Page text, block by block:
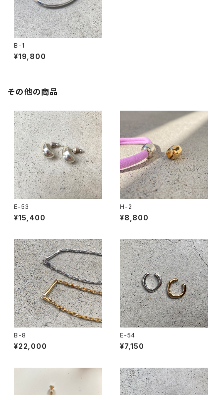
B-1
¥19,800
その他の商品
E-53
¥15,400
H-2
¥8,800
B-8
¥22,000
E-54
¥7,150